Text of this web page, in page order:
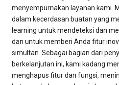
menyempurnakan layanan kami.
dalam kecerdasan buatan yang
learning untuk mendeteksi dan
dan untuk memberi Anda fitur
simultan. Sebagai bagian dari
berkelanjutan ini, kami kadang
menghapus fitur dan fungsi,